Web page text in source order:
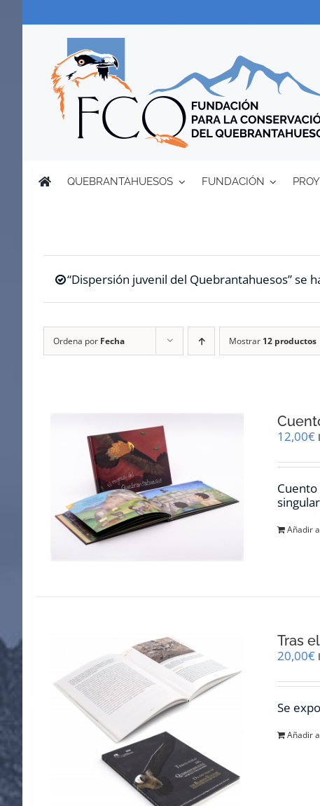
QUEBRANTAHUESOS FUNDACIÓN
“Dispersión juvenil del Quebrantahuesos” se
Ordena por Fecha Mostrar 12 productos
12,00€
Añadir
Tras
20,00€
Se
Añadir